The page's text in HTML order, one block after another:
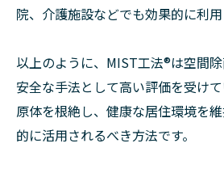
院、介護施設などでも効果的に利用
以上のように、MIST工法®は空間
安全な手法として高い評価を受け
原体を根絶し、健康な居住環境を
的に活用されるべき方法です。